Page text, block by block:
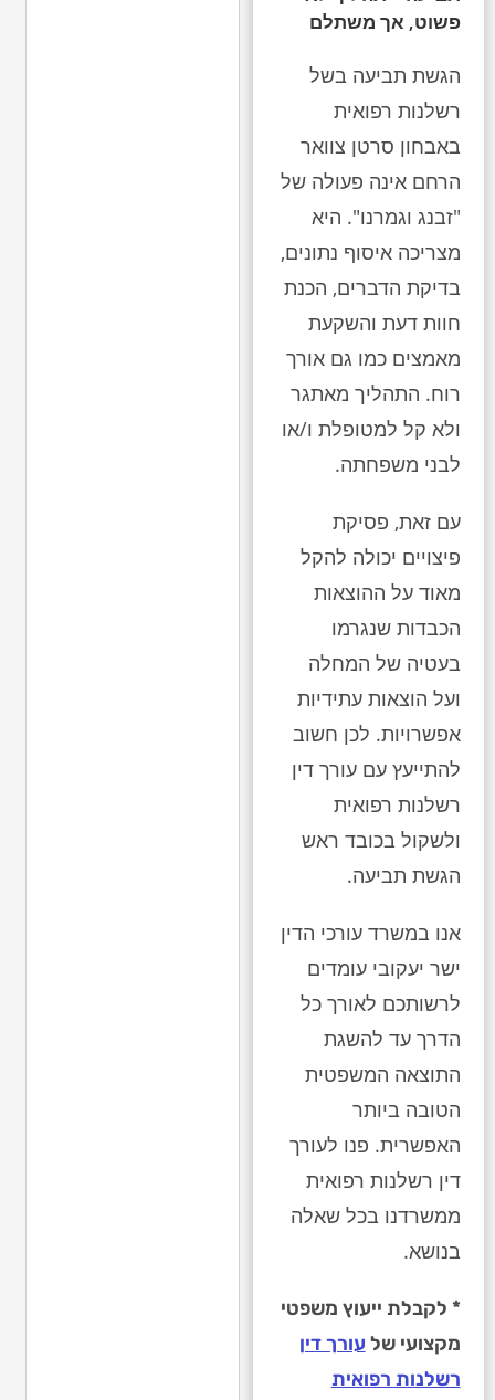
פשוט, אך משתלם
הגשת תביעה בשל
רשלנות רפואית
באבחון סרטן צוואר
הרחם אינה פעולה של
"זבנג וגמרנו". היא
מצריכה איסוף נתונים,
בדיקת הדברים, הכנת
חוות דעת והשקעת
מאמצים כמו גם אורך
רוח. התהליך מאתגר
ולא קל למטופלת ו/או
לבני משפחתה.
עם זאת, פסיקת
פיצויים יכולה להקל
מאוד על ההוצאות
הכבדות שנגרמו
בעטיה של המחלה
ועל הוצאות עתידיות
אפשרויות. לכן חשוב
להתייעץ עם עורך דין
רשלנות רפואית
ולשקול בכובד ראש
הגשת תביעה.
אנו במשרד עורכי הדין
ישר יעקובי עומדים
לרשותכם לאורך כל
הדרך עד להשגת
התוצאה המשפטית
הטובה ביותר
האפשרית. פנו לעורך
דין רשלנות רפואית
ממשרדנו בכל שאלה
בנושא.
* לקבלת ייעוץ משפטי
מקצועי של עורך דין
רשלנות רפואית